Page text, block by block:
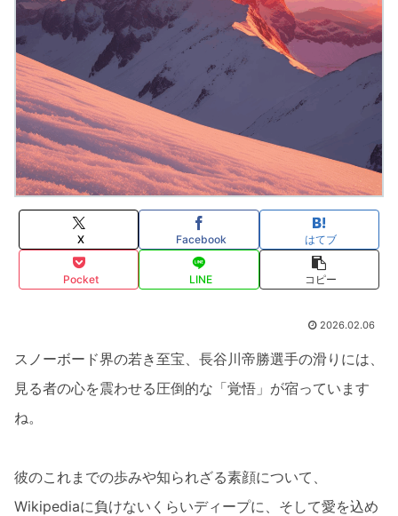
X Facebook はてブ
Pocket LINE コピー
2026.02.06
スノーボード界の若き至宝、長谷川帝勝選手の滑りには、
見る者の心を震わせる圧倒的な「覚悟」が宿っています
ね。
彼のこれまでの歩みや知られざる素顔について、
Wikipediaに負けないくらいディープに、そして愛を込め